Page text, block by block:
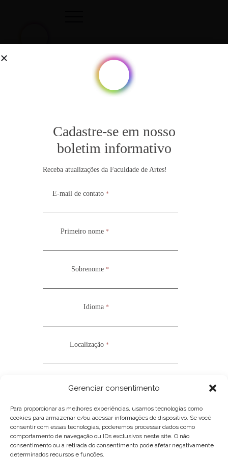
Gerenciar consentimento
Para proporcionar as melhores experiências, usamos tecnologias como
cookies para armazenar e/ou acessar informações do dispositivo. Se você
consentir com essas tecnologias, poderemos processar dados como
comportamento de navegação ou IDs exclusivos neste site. O não
consentimento ou a retirada do consentimento pode afetar negativamente
determinados recursos e funções.
Categoria:
Filme
Cadastre-se em nosso
boletim informativo
Receba atualizações da Faculdade de Artes!
E-mail de contato *
Primeiro nome *
Sobrenome *
Idioma *
Localização *
Cadastre-se em nosso
boletim informativo
Receba atualizações da Faculdade de Artes!
E-mail de contato *
Primeiro nome *
Sobrenome *
Idioma *
Localização *